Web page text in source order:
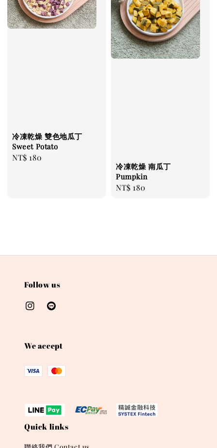
冷凍乾燥 雙色地瓜丁
Sweet Potato
Regular
NT$ 180
冷凍乾燥 南瓜丁
Pumpkin
Regular
NT$ 180
Follow us
We accept
Quick links